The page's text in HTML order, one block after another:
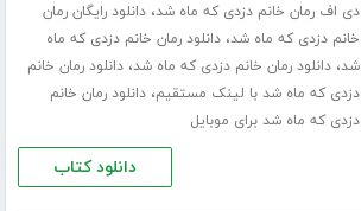
دی اف رمان خانم دزدی که ماه شد،دانلود رایگان رمان
خانم دزدی که ماه شد،دانلود رمان خانم دزدی که ماه
شد،دانلود رمان خانم دزدی که ماه شد،دانلود رمان خانم
دزدی که ماه شد با لینک مستقیم،دانلود رمان خانم
دزدی که ماه شد برای موبایل
دانلود کتاب